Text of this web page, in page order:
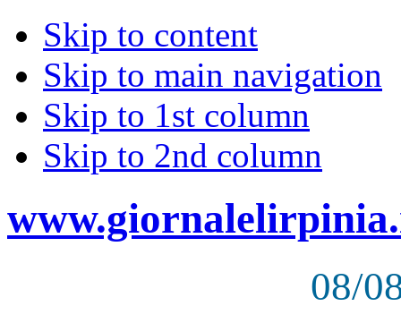
Skip to content
Skip to main navigation
Skip to 1st column
Skip to 2nd column
08/